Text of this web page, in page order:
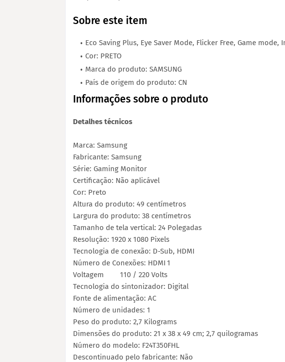
Sobre este item
Eco Saving Plus, Eye Saver Mode, Flicker Free, Game mode,
Cor: PRETO
Marca do produto: SAMSUNG
País de origem do produto: CN
Informações sobre o produto
Detalhes técnicos
Marca: Samsung
Fabricante: Samsung
Série: Gaming Monitor
Certificação: ‎Não aplicável
Cor: Preto
Altura do produto: ‎49 centímetros
Largura do produto: ‎38 centímetros
Tamanho de tela vertical: ‎24 Polegadas
Resolução: 1920 x 1080 Pixels
Tecnologia de conexão: ‎D-Sub, HDMI
Número de Conexões: HDMI ‎1
Voltagem
‎110 / 220 Volts
Tecnologia do sintonizador: ‎Digital
Fonte de alimentação: AC
Número de unidades: ‎1
Peso do produto: 2,7 Kilograms
Dimensões do produto: ‎21 x 38 x 49 cm; 2,7 quilogramas
Número do modelo: ‎F24T350FHL
Descontinuado pelo fabricante: ‎Não